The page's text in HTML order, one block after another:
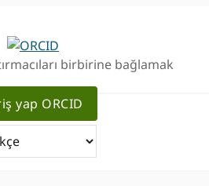
birbirine bağlamak
yap ORCID